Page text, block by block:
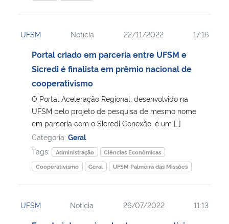
UFSM Notícia 22/11/2022 17:16
Portal criado em parceria entre UFSM e
Sicredi é finalista em prêmio nacional de
cooperativismo
O Portal Aceleração Regional, desenvolvido na
UFSM pelo projeto de pesquisa de mesmo nome
em parceria com o Sicredi Conexão, é um […]
Categoria: Geral
Tags:
Administração
Ciências Econômicas
Cooperativismo
Geral UFSM Palmeira das Missões
UFSM Notícia 26/07/2022 11:13